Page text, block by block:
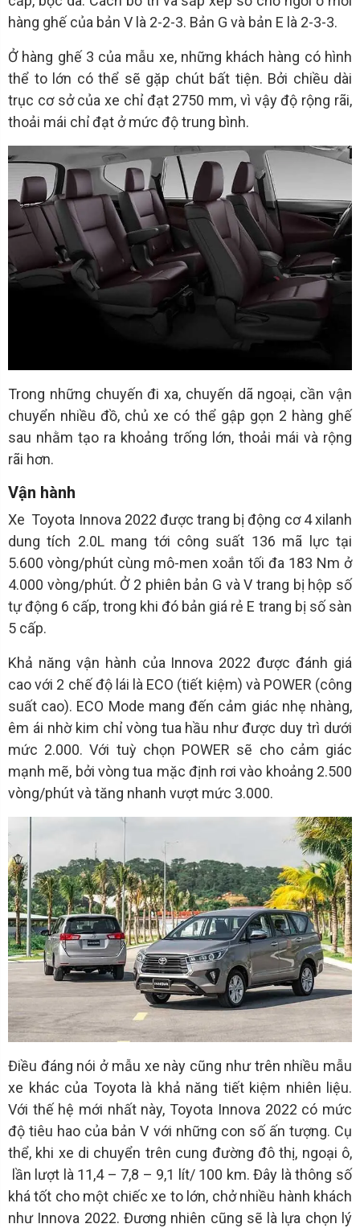
hàng ghế của bản V là 2-2-3. Bản G và bản E là 2-3-3.
Ở hàng ghế 3 của mẫu xe, những khách hàng có hình
thể to lớn có thể sẽ gặp chút bất tiện. Bởi chiều dài
trục cơ sở của xe chỉ đạt 2750 mm, vì vậy độ rộng rãi,
thoải mái chỉ đạt ở mức độ trung bình.
Trong những chuyến đi xa, chuyến dã ngoại, cần vận
chuyển nhiều đồ, chủ xe có thể gập gọn 2 hàng ghế
sau nhằm tạo ra khoảng trống lớn, thoải mái và rộng
rãi hơn.
Vận hành
Xe Toyota Innova 2022 được trang bị động cơ 4 xilanh
dung tích 2.0L mang tới công suất 136 mã lực tại
5.600 vòng/phút cùng mô-men xoắn tối đa 183 Nm ở
4.000 vòng/phút. Ở 2 phiên bản G và V trang bị hộp số
tự động 6 cấp, trong khi đó bản giá rẻ E trang bị số sàn
5 cấp.
Khả năng vận hành của Innova 2022 được đánh giá
cao với 2 chế độ lái là ECO (tiết kiệm) và POWER (công
suất cao). ECO Mode mang đến cảm giác nhẹ nhàng,
êm ái nhờ kim chỉ vòng tua hầu như được duy trì dưới
mức 2.000. Với tuỳ chọn POWER sẽ cho cảm giác
mạnh mẽ, bởi vòng tua mặc định rơi vào khoảng 2.500
vòng/phút và tăng nhanh vượt mức 3.000.
Điều đáng nói ở mẫu xe này cũng như trên nhiều mẫu
xe khác của Toyota là khả năng tiết kiệm nhiên liệu.
Với thế hệ mới nhất này, Toyota Innova 2022 có mức
độ tiêu hao của bản V với những con số ấn tượng. Cụ
thể, khi xe di chuyển trên cung đường đô thị, ngoại ô,
lần lượt là 11,4 – 7,8 – 9,1 lít/ 100 km. Đây là thông số
khá tốt cho một chiếc xe to lớn, chở nhiều hành khách
như Innova 2022. Đương nhiên cũng sẽ là lựa chọn lý